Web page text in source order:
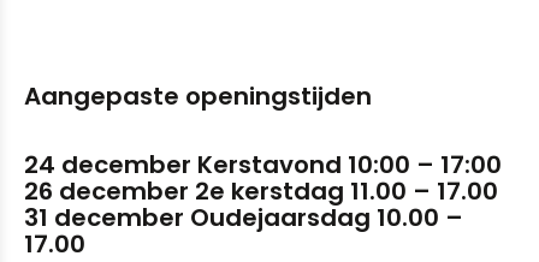
Aangepaste openingstijden
24 december Kerstavond 10:00 – 17:00
26 december 2e kerstdag 11.00 – 17.00
31 december Oudejaarsdag 10.00 –
17.00